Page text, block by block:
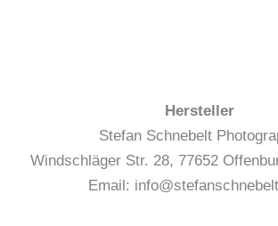
Hersteller
Stefan Schnebelt
Windschläger Str. 28, 77652
Email: